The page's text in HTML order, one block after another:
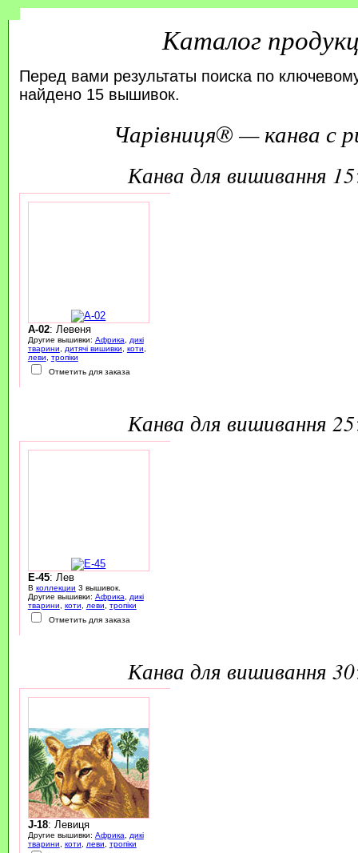
Каталог
Перед вами результаты поиска по
найдено 15 вышивок.
Чарівниця® — канва с
канва для вишивання
A-02: Левеня
Другие вышивки: Африка
дикі
тварини
дитячі вишивки коти
леви
тропіки
Отметить для заказа
канва для вишивання
E-45: Лев
В коллекции 3 вышивок.
Другие вышивки: Африка
дикі
тварини
коти леви
тропіки
Отметить для заказа
канва для вишивання
J-18: Левиця
Другие вышивки: Африка, дикі
тварини, коти, леви, тропіки